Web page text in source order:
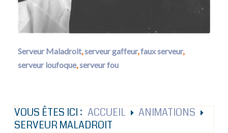
Serveur Maladroit,serveur gaffeur,faux serveur,
serveur loufoque,serveur fou
VOUS ÊTES ICI : ACCUEIL
ANIMATIONS
SERVEUR MALADROIT